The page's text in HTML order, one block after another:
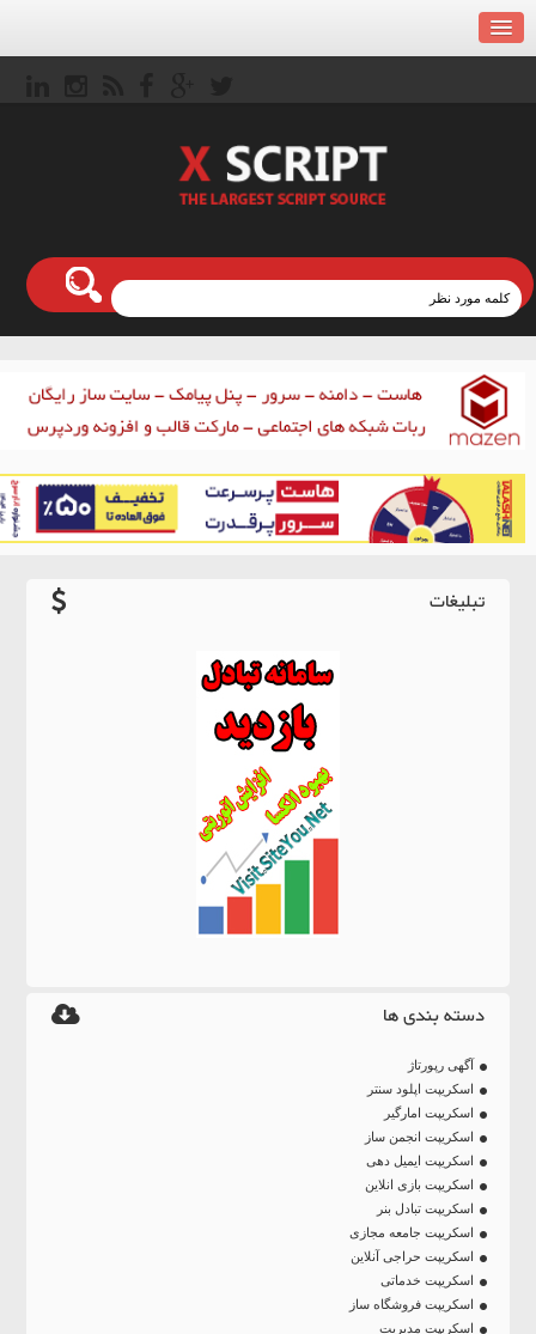
تبلیغات
دسته بندی ها
آگهی رپورتاژ
اسکریپت اپلود سنتر
اسکریپت امارگیر
اسکریپت انجمن ساز
اسکریپت ایمیل دهی
اسکریپت بازی انلاین
اسکریپت تبادل بنر
اسکریپت جامعه مجازی
اسکریپت حراجی آنلاین
اسکریپت خدماتی
اسکریپت فروشگاه ساز
اسکریپت مدیریت